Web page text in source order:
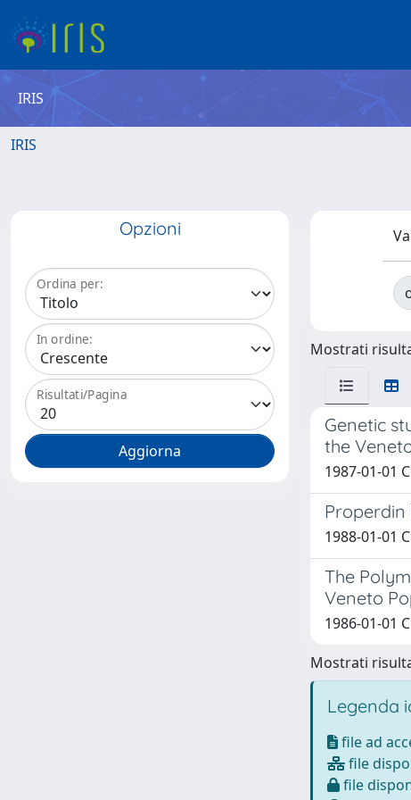
IRIS
IRIS
Opzioni
Ordina per:
In ordine:
Risultati/Pagina
Mostrati
Genetic
the
1987-01-01
Properdin
1988-01-01
The
Veneto
1986-01-01
Mostrati
Legenda
file ad
file
file